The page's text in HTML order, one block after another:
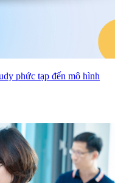
phức tạp đến mô hình